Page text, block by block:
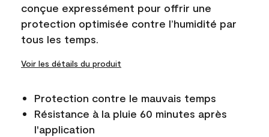
conçue expressément pour offrir une
protection optimisée contre l’humidité par
tous les temps.
Voir les détails du produit
Protection contre le mauvais temps
Résistance à la pluie 60 minutes après
l'application